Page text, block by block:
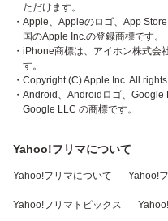
ただけます。
・Apple、Appleのロゴ、App
国のApple Inc.の登録商標です。
・iPhone商標は、アイホン株式会
す。
・Copyright (C) Apple Inc. All
・Android、Androidロゴ、Google
Google LLC の商標です。
Yahoo!フリマについて
Yahoo!フリマについて Yahoo!
Yahoo!フリマトピックス